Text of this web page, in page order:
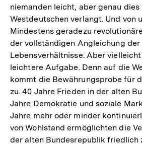
niemanden leicht, aber genau
Westdeutschen verlangt. Und von
Mindestens geradezu
der vollständigen Angleichung der
Lebensverhältnisse. Aber
leichtere Aufgabe. Denn auf die
kommt die Bewährungsprobe für
zu. 40 Jahre Frieden in der alten
Jahre Demokratie und soziale
Jahre mehr oder minder
von Wohlstand ermöglichten die
der alten Bundesrepublik friedlich